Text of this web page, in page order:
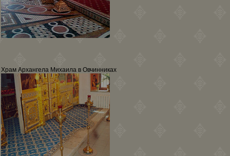
Храм Архангела Михаила в Овчинниках